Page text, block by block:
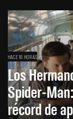
HACE 16 HORAS
Los
Spider-
récord de